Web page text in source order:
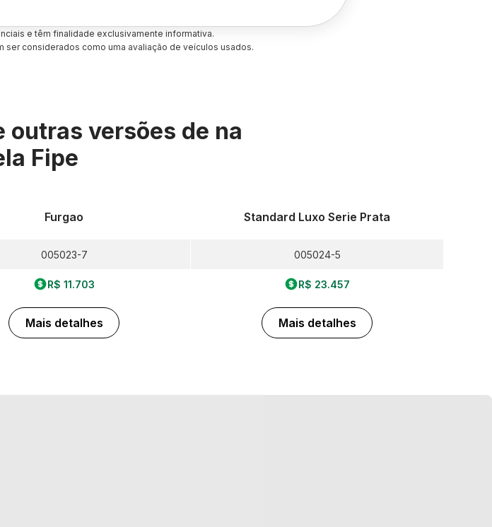
e têm finalidade exclusivamente informativa.
considerados como uma avaliação de veículos usados.
outras versões de na
Fipe
Furgao
005023-7
R$ 11.703
Mais detalhes
Standard Luxo Serie Prata
005024-5
R$ 23.457
Mais detalhes